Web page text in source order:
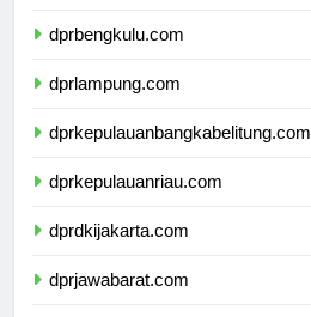
dprbengkulu.com
dprlampung.com
dprkepulauanbangkabelitung.com
dprkepulauanriau.com
dprdkijakarta.com
dprjawabarat.com